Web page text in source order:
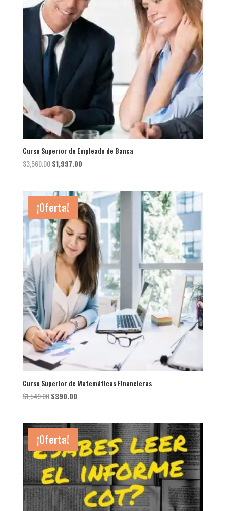
Curso Superior de Empleado de Banca
$3,560.00 El
era:
$3,560.00.
$1,997.00El
es:
$1,997.00.
¡Oferta!
Curso Superior de Matemáticas Financieras
$1,549.00 El
era:
$1,549.00.
$390.00El
es:
$390.00.
¡Oferta!